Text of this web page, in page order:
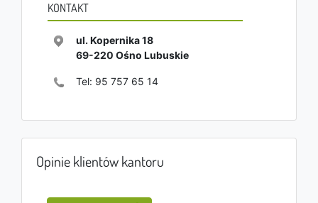
KONTAKT
ul. Kopernika 18
69-220 Ośno Lubuskie
Tel: 95 757 65 14
Opinie klientów kantoru